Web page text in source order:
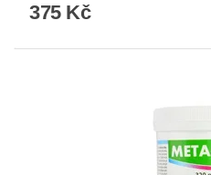
375 Kč